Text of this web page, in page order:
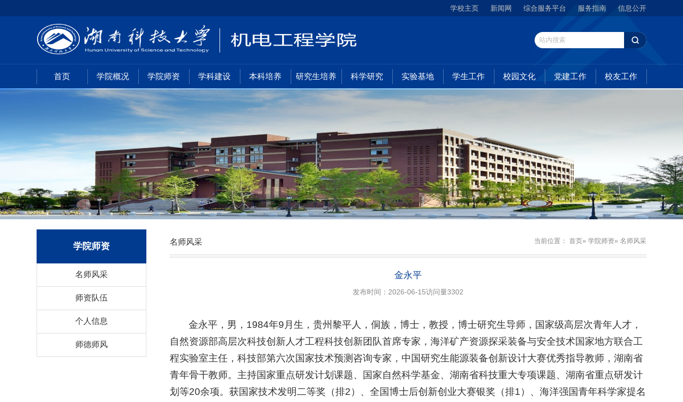
学校主页 新闻网 综合服务平台 服务指南 信息公开
首页 学院概况 学院师资 学科建设 本科培养 研究生培养 科学研究 实验基地 学生工作 校园文化 党建工作 校友工作
学院师资
名师风采
师资队伍
个人信息
师德师风
当前位置： 首页» 学院师资» 名师风采
名师风采
金永平
发布时间：2026-06-15访问量3302
金永平，男，1984年9月生，贵州黎平人，侗族，博士，教授，博士研究生导师，国家级高层次青年人才，
自然资源部高层次科技创新人才工程科技创新团队首席专家，海洋矿产资源探采装备与安全技术国家地方联合工
程实验室主任，科技部第六次国家技术预测咨询专家，中国研究生能源装备创新设计大赛优秀指导教师，湖南省
青年骨干教师。主持国家重点研发计划课题、国家自然科学基金、湖南省科技重大专项课题、湖南省重点研发计
划等20余项。获国家技术发明二等奖（排2）、全国博士后创新创业大赛银奖（排1）、海洋强国青年科学家提名